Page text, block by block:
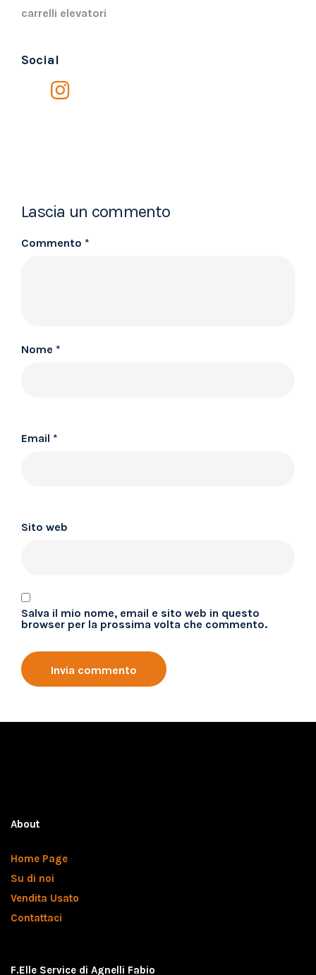
carrelli elevatori
Social
Lascia un commento
Commento *
Nome *
Email *
Sito web
Salva il mio nome, email e sito web in questo
browser per la prossima volta che commento.
About
Home Page
Su di noi
Vendita Usato
Contattaci
F.Elle Service di Agnelli Fabio